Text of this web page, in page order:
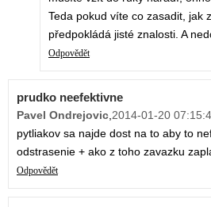
Teda pokud víte co zasadit, jak
předpokládá jisté znalosti. A
Odpovědět
prudko neefektivne
Pavel Ondrejovic,2014-01-20
pytliakov sa najde dost na to aby to
odstrasenie + ako z toho zavazku
Odpovědět